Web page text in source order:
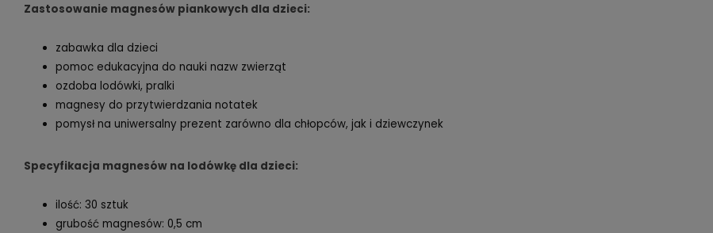
Zastosowanie magnesów piankowych dla dzieci:
zabawka dla dzieci
pomoc edukacyjna do nauki nazw zwierząt
ozdoba lodówki, pralki
magnesy do przytwierdzania notatek
pomysł na uniwersalny prezent zarówno dla chłopców, jak i dziewczynek
Specyfikacja magnesów na lodówkę dla dzieci:
ilość: 30 sztuk
grubość magnesów: 0,5 cm